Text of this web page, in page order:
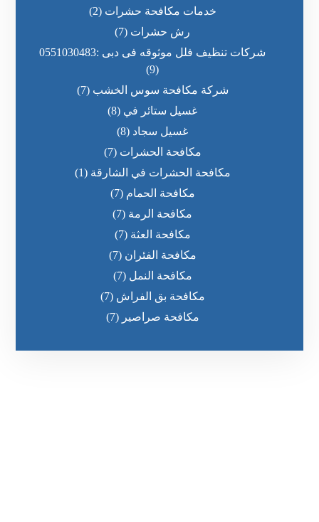
خدمات مكافحة حشرات (2)
رش حشرات (7)
شركات تنظيف فلل موثوقه فى دبى :0551030483
(9)
شركة مكافحة سوس الخشب (7)
غسيل ستائر في (8)
غسيل سجاد (8)
مكافحة الحشرات (7)
مكافحة الحشرات في الشارقة (1)
مكافحة الحمام (7)
مكافحة الرمة (7)
مكافحة العثة (7)
مكافحة الفئران (7)
مكافحة النمل (7)
مكافحة بق الفراش (7)
مكافحة صراصير (7)